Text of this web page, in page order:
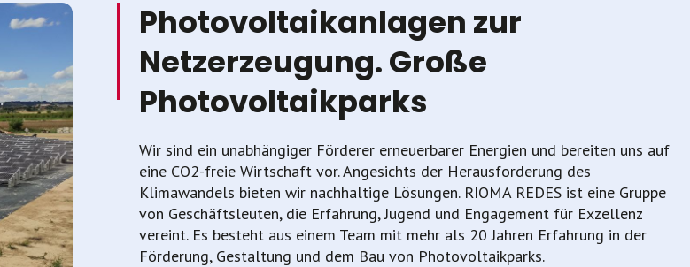
Photovoltaikanlagen zur
Netzerzeugung. Große
Photovoltaikparks
Wir sind ein unabhängiger Förderer erneuerbarer Energien und bereiten uns auf
eine CO2-freie Wirtschaft vor. Angesichts der Herausforderung des
Klimawandels bieten wir nachhaltige Lösungen. RIOMA REDES ist eine Gruppe
von Geschäftsleuten, die Erfahrung, Jugend und Engagement für Exzellenz
vereint. Es besteht aus einem Team mit mehr als 20 Jahren Erfahrung in der
Förderung, Gestaltung und dem Bau von Photovoltaikparks.